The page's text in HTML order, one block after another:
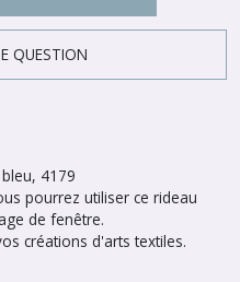
QUESTION
4179
pourrez utiliser ce rideau
de fenêtre.
créations d'arts textiles.